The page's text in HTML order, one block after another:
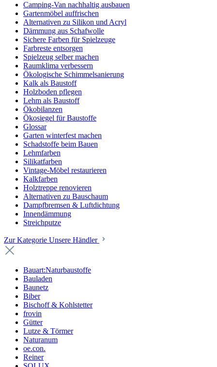
Camping-Van nachhaltig ausbauen
Gartenmöbel auffrischen
Alternativen zu Silikon und Acryl
Dämmung aus Schafwolle
Sichere Farben für Spielzeuge
Farbreste entsorgen
Spielzeug selber machen
Raumklima verbessern
Ökologische Schimmelsanierung
Kalk als Baustoff
Holzboden pflegen
Lehm als Baustoff
Ökobilanzen
Ökosiegel für Baustoffe
Glossar
Garten winterfest machen
Schadstoffe beim Bauen
Lehmfarben
Silikatfarben
Vintage-Möbel restaurieren
Kalkfarben
Holztreppe renovieren
Alternativen zu Bauschaum
Dampfbremsen & Luftdichtung
Innendämmung
Streichputze
Zur Kategorie Unsere Händler
Bauart:Naturbaustoffe
Bauladen
Baunetz
Biber
Bischoff & Kohlstetter
frovin
Gütter
Lutze & Törmer
Naturanum
oe.con.
Reiner